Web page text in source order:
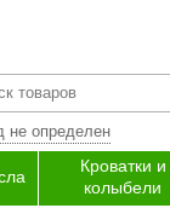
не определен
Кроватки и
колыбели